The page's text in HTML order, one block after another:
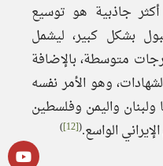
جاذبية هو توسيع
بشكل كبير، ليشمل
متوسطة، بالإضافة
وهو الأمر نفسه
واليمن وفلسطين
الواسع.(
[12]
)